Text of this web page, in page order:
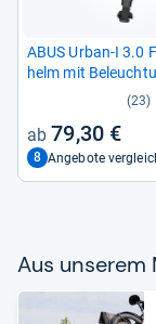
ABUS Urban-​I 3.0
helm mit
(23)
79,30 €
8 Angebote
Aus unse­rem